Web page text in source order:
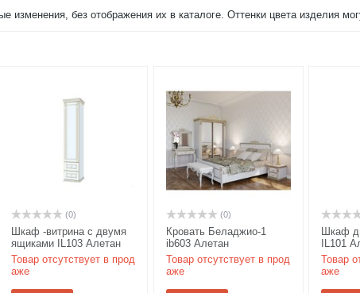
изменения, без отображения их в каталоге. Оттенки цвета изделия
(0)
Шкаф -витрина с двумя
ящиками IL103 Алетан
Товар отсутствует в прод
аже
(0)
Кровать Беладжио-1
ib603 Алетан
Товар отсутствует в прод
аже
Шкаф
IL101
Товар
аже